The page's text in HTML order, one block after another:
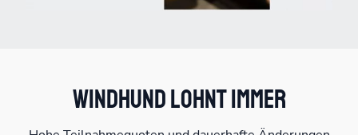
WINDHUND LOHNT IMMER